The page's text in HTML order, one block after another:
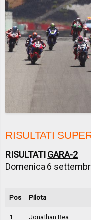
RISULTATI
RISULTATI GARA-2
Domenica 6
Pos Pilota
1 Jonathan Rea